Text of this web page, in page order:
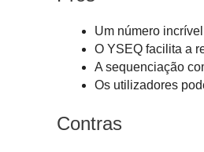
Um número
O YSEQ facilita a
A sequenciação
Os utilizadores
Contras